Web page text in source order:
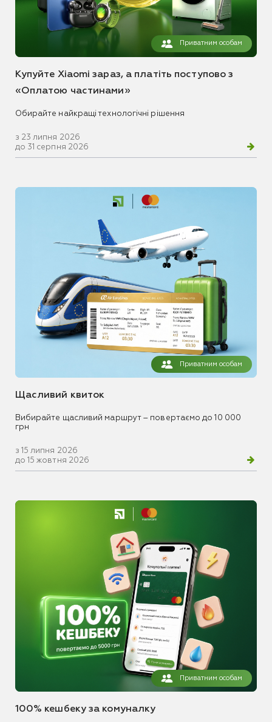
Приватним особам
Купуйте Xiaomi зараз, а платіть поступово з
«Оплатою частинами»
Обирайте найкращі технологічні рішення
з 23 липня 2026
до 31 серпня 2026
Приватним особам
Щасливий квиток
Вибирайте щасливий маршрут – повертаємо до 10 000
грн
з 15 липня 2026
до 15 жовтня 2026
Приватним особам
100% кешбеку за комуналку